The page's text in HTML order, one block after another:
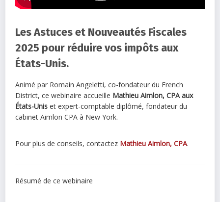
Les Astuces et Nouveautés Fiscales
2025 pour réduire vos impôts aux
États-Unis.
Animé par Romain Angeletti, co-fondateur du French
District, ce webinaire accueille Mathieu Aimlon, CPA aux
États-Unis et expert-comptable diplômé, fondateur du
cabinet Aimlon CPA à New York.
Pour plus de conseils, contactez Mathieu Aimlon, CPA.
Résumé de ce webinaire